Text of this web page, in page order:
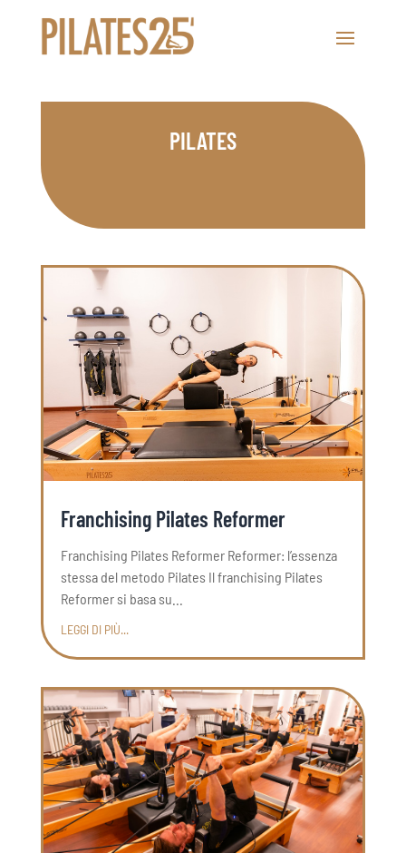
PILATES
Franchising Pilates Reformer
Franchising Pilates Reformer Reformer: l’essenza
stessa del metodo Pilates Il franchising Pilates
Reformer si basa su...
LEGGI DI PIÙ...